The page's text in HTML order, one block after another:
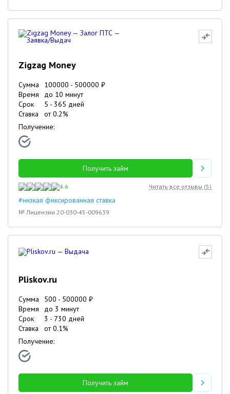
Zigzag Money
Сумма 100000 - 500000 ₽
Время
до 10 минут
Срок
5 - 365 дней
Ставка
от0.2%
Получение:
Получить займ
4.6 Читать все отзывы (5)
#низкая фиксированная ставка
№ Лицензии 20-030-45-009639
Pliskov.ru
Сумма 500 - 500000 ₽
Время
до 3 минут
Срок
3 - 730 дней
Ставка
от0.1%
Получение:
Получить займ